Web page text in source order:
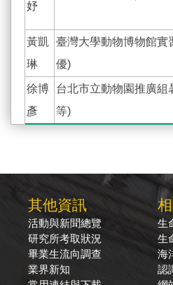
妤
黃凱
琳
臺灣大學動物博物館實
優)
徐博
彥
台北市立動物園推廣組
等)
其他資訊
活動與新聞總覽
研究所考取狀況
畢業生流向調查
業界新知
生
生
海
認